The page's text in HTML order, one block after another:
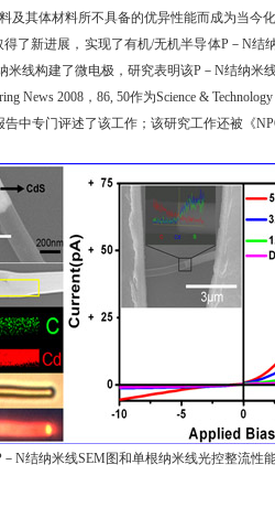
及其体材料所不具备的优异性能而成为当今
了新进展，实现了有机/无机半导体P－ N结
米线构建了微电极，研究表明该P －N结纳米
News 2008， 86, 50作为Science &
告中专门评述了该工作；该研究工作还被《
－N结纳米线SEM 图和单根纳米线光控整流性